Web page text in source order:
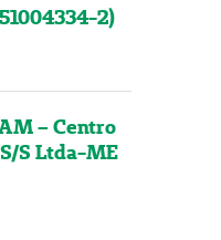
2)
– Centro
S Ltda-ME